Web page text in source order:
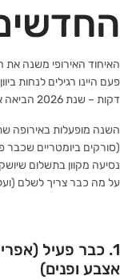
האיחוד האירופי משנה את
פעם היינו רגילים לנחות
דקות – שנת 2026 הביאה איתה מהפכה טכנולוגית בגבולות אירופה.
השנה מופעלות באירופה
(סורקים ביומטריים שכבר
נסיעה מקוון בתשלום
על מה כבר צריך לשלם
אצבע ופנים)